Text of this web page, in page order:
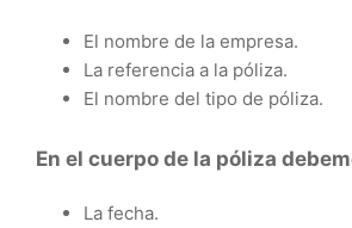
El nombre de la empresa.
La referencia a la póliza.
El nombre del tipo de póliza.
En el cuerpo de la póliza
La fecha.